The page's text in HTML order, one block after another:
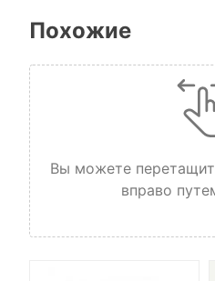
Похожие
Вы можете
вправо